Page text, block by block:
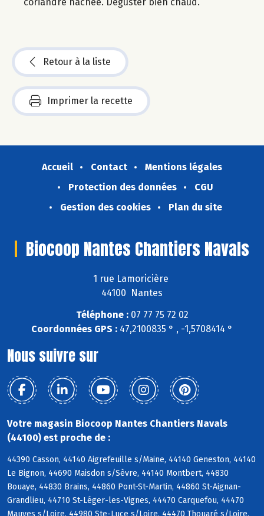
Retour à la liste
Imprimer la recette
Accueil Contact
Mentions légales
Protection des données
CGU
Gestion des cookies
Plan du site
Biocoop Nantes Chantiers Navals
1 rue Lamoricière
44100 Nantes
Téléphone :07 77 75 72 02
Coordonnées GPS : 47,2100835 ° , -1,5708414 °
Nous suivre sur
Votre magasin Biocoop Nantes Chantiers Navals
(44100) est proche de :
44390 Casson, 44140 Aigrefeuille s/Maine, 44140 Geneston, 44140
Le Bignon, 44690 Maisdon s/Sèvre, 44140 Montbert, 44830
Bouaye, 44830 Brains, 44860 Pont-St-Martin, 44860 St-Aignan-
Grandlieu, 44710 St-Léger-les-Vignes, 44470 Carquefou, 44470
Mauves s/Loire, 44980 Ste-Luce s/Loire, 44470 Thouaré s/Loire,